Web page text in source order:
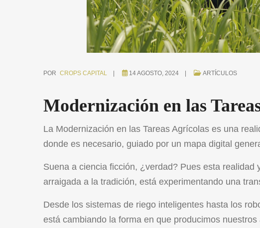
POR CROPS CAPITAL 14 AGOSTO, 2024 ARTÍCULOS
Modernización en las
La Modernización en las Tareas Agrícolas es una
donde es necesario, guiado por un mapa digital
Suena a ciencia ficción, ¿verdad? Pues esta
arraigada a la tradición, está experimentando una
Desde los sistemas de riego inteligentes hasta los
está cambiando la forma en que producimos nuestros